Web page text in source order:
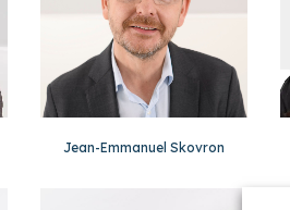
Jean-Emmanuel Skovron